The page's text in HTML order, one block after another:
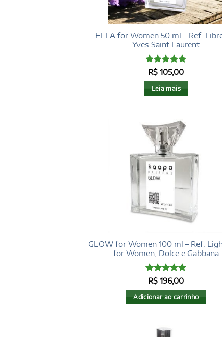
ELLA for Women 50 ml – Ref.
Yves Saint Laurent
Avaliação5
R$ 105,00
Leia mais
GLOW for Women 100 ml – Ref.
for Women, Dolce e Gabbana
Avaliação5
R$ 196,00
Adicionar ao carrinho